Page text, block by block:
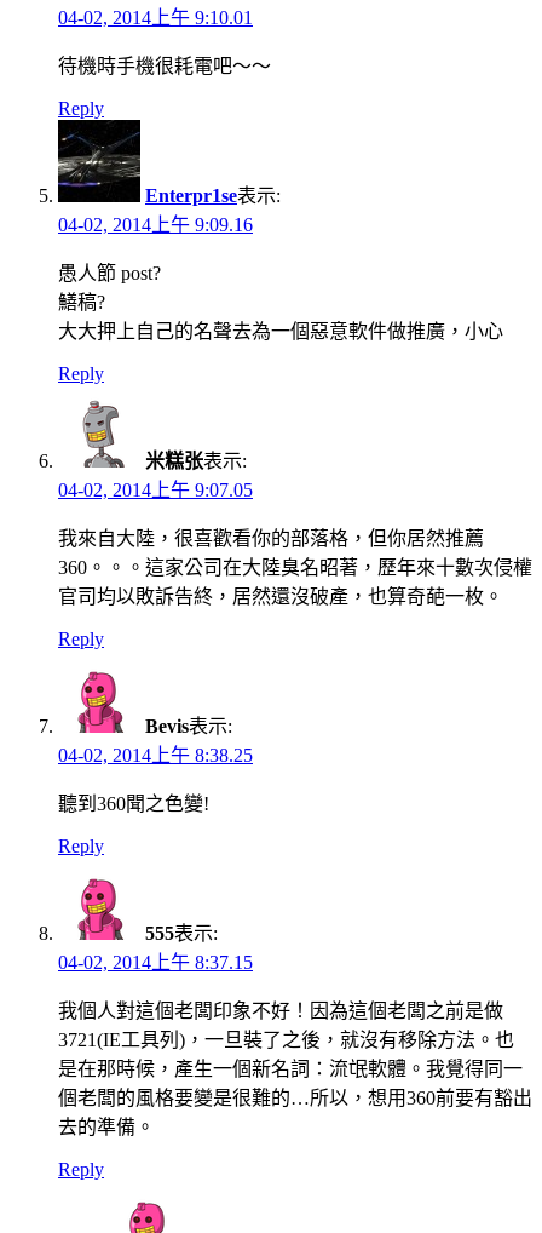
04-02, 2014上午 9:10.01
待機時手機很耗電吧～～
Reply
Enterpr1se表示:
04-02, 2014上午 9:09.16
愚人節 post?
鱔稿?
大大押上自己的名聲去為一個惡意軟件做推廣，小心
Reply
米糕张表示:
04-02, 2014上午 9:07.05
我來自大陸，很喜歡看你的部落格，但你居然推薦
360。。。這家公司在大陸臭名昭著，歷年來十數次侵權
官司均以敗訴告終，居然還沒破產，也算奇葩一枚。
Reply
Bevis表示:
04-02, 2014上午 8:38.25
聽到360聞之色變!
Reply
555表示:
04-02, 2014上午 8:37.15
我個人對這個老闆印象不好！因為這個老闆之前是做
3721(IE工具列)，一旦裝了之後，就沒有移除方法。也
是在那時候，產生一個新名詞：流氓軟體。我覺得同一
個老闆的風格要變是很難的…所以，想用360前要有豁出
去的準備。
Reply